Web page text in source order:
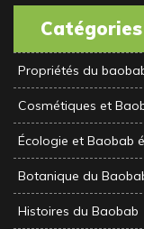
Catégories
Propriétés du
Cosmétiques et
Écologie et Baobab
Botanique du
Histoires du Baobab